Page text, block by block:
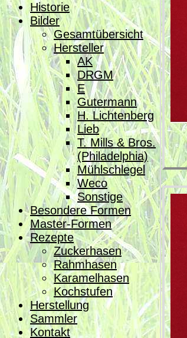
Historie
Bilder
Gesamtübersicht
Hersteller
AK
DRGM
E
Gutermann
H. Lichtenberg
Lieb
T. Mills & Bros.
(Philadelphia)
Mühlschlegel
Weco
Sonstige
Besondere Formen
Master-Formen
Rezepte
Zuckerhasen
Rahmhasen
Karamelhasen
Kochstufen
Herstellung
Sammler
Kontakt